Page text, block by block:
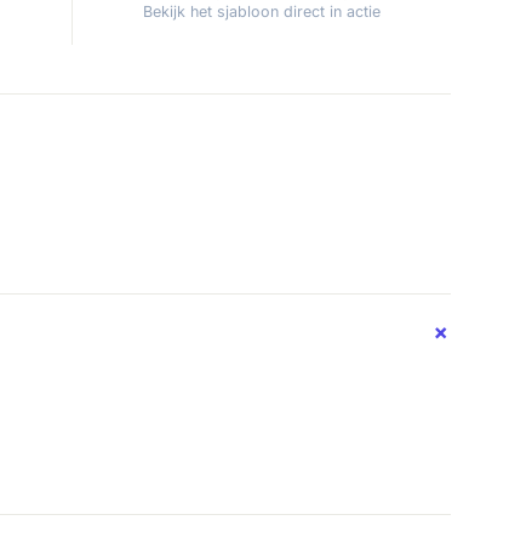
Bekijk het sjabloon direct in actie